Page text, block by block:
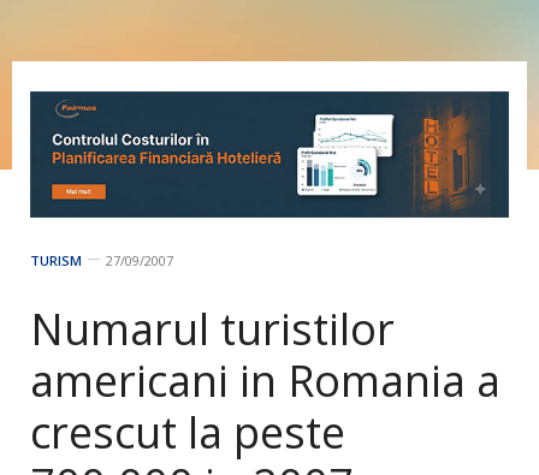
TURISM 27/09/2007
Numarul turistilor
americani in Romania a
crescut la peste